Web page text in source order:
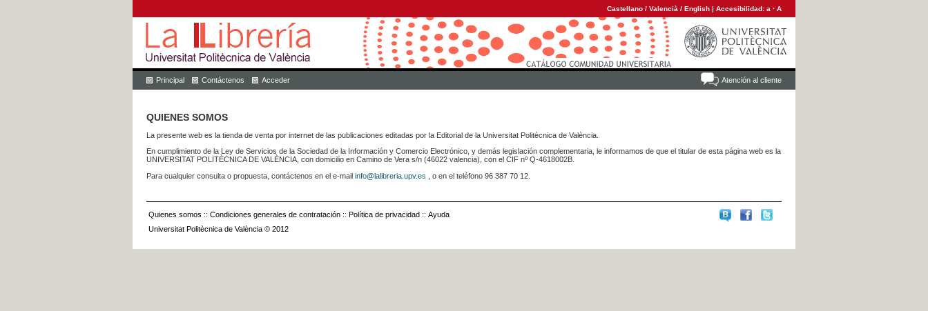
Castellano / Valencià / English | Accesibilidad: a · A
Atención al cliente
Principal Contáctenos Acceder
QUIENES SOMOS
La presente web es la tienda de venta por internet de las publicaciones editadas por la Editorial de la Universitat Politècnica de València.
En cumplimiento de la Ley de Servicios de la Sociedad de la Información y Comercio Electrónico, y demás legislación complementaria, le informamos de que el titular de esta página web es la
UNIVERSITAT POLITÈCNICA DE VALÈNCIA, con domicilio en Camino de Vera s/n (46022 valencia), con el CIF nº Q-4618002B.
Para cualquier consulta o propuesta, contáctenos en el e-mail info@lalibreria.upv.es , o en el teléfono 96 387 70 12.
Quienes somos :: Condiciones generales de contratación :: Política de privacidad :: Ayuda
Universitat Politècnica de València © 2012